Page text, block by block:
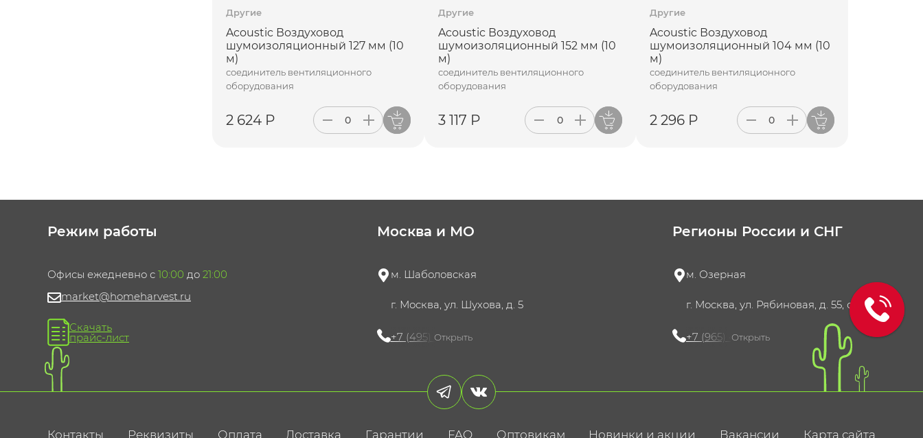
Другие
Acoustic Воздуховод
шумоизоляционный 127 мм (10
м)
соединитель вентиляционного
оборудования
2 624 Р
Другие
Acoustic Воздуховод
шумоизоляционный 152 мм (10
м)
соединитель вентиляционного
оборудования
3 117 Р
Другие
Acoustic Воздуховод
шумоизоляционный 104 мм (10
м)
соединитель вентиляционного
оборудования
2 296 Р
Режим работы
Офисы ежедневно с 10:00 до 21:00
market@homeharvest.ru
Скачать
прайс-лист
Москва и МО
м. Шаболовская
г. Москва, ул. Шухова, д. 5
+7 (495) 721-60-15
Открыть
Регионы России и СНГ
м. Озерная
г. Москва, ул. Рябиновая, д. 55, стр. 4
+7 (965) 420-10-10
Открыть
Контакты Реквизиты Оплата Доставка Гарантии FAQ Оптовикам Новинки и акции Вакансии Карта сайта